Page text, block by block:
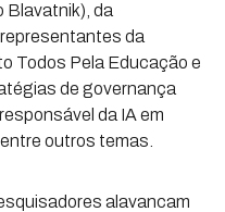
Blavatnik), da
da
Todos Pela Educação e
de governança
da IA em
outros temas.
alavancam